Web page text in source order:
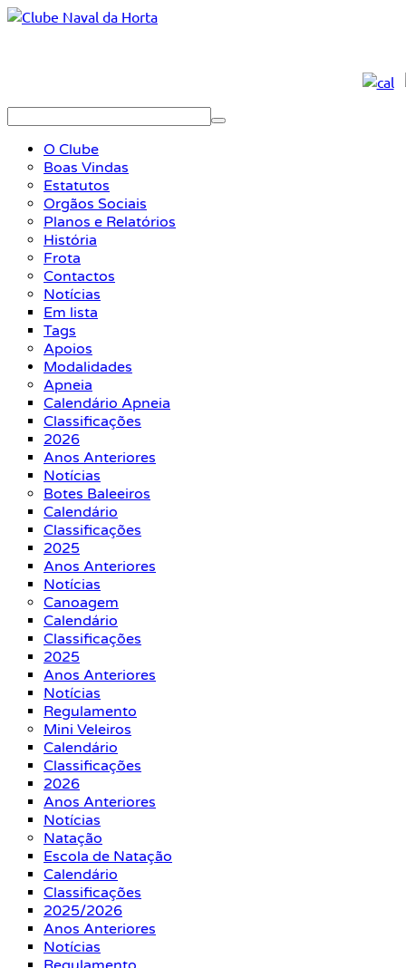
O Clube
Boas Vindas
Estatutos
Orgãos Sociais
Planos e Relatórios
História
Frota
Contactos
Notícias
Em lista
Tags
Apoios
Modalidades
Apneia
Calendário Apneia
Classificações
2026
Anos Anteriores
Notícias
Botes Baleeiros
Calendário
Classificações
2025
Anos Anteriores
Notícias
Canoagem
Calendário
Classificações
2025
Anos Anteriores
Notícias
Regulamento
Mini Veleiros
Calendário
Classificações
2026
Anos Anteriores
Notícias
Natação
Escola de Natação
Calendário
Classificações
2025/2026
Anos Anteriores
Notícias